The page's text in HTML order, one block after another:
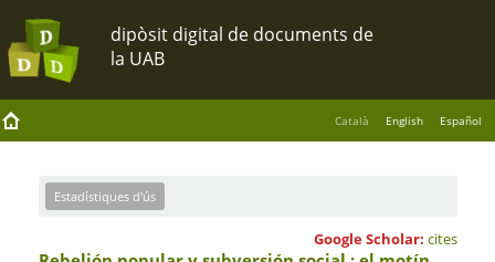
Català English Español
Estadístiques d'ús
Google Scholar: cites